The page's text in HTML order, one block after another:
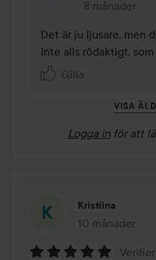
8 månader
Kommentaren
Det är ju ljusare, men
Inte alls rödaktigt,
Gilla
VISA
Logga in för att
Kristiina
10 månader
Inlägget